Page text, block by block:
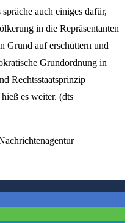
auch einiges dafür,
in die Repräsentanten
Grund auf erschüttern und
Grundordnung in
Rechtsstaatsprinzip
es weiter. (dts